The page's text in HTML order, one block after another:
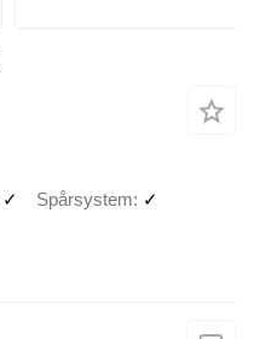
✓ Spårsystem
✓